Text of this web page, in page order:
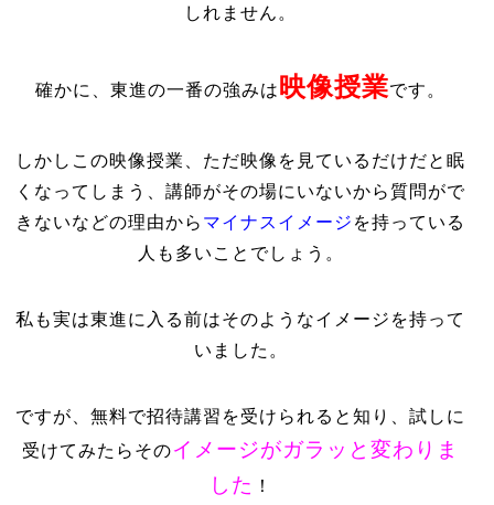
しれません。
確かに、東進の一番の強みは 映像授業です。
しかしこの映像授業、ただ映像を見ているだけだと眠
くなってしまう、講師がその場にいないから質問がで
きないなどの理由から マイナスイメージ を持っている
人も多いことでしょう。
私も実は東進に入る前はそのようなイメージを持って
いました。
ですが、無料で招待講習を受けられると知り、試しに
受けてみたらそのイメージがガラッと変わりま
した ！